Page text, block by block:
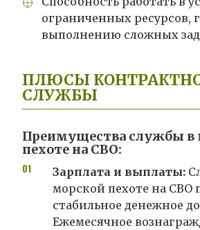
ограниченных ресурсов,
выполнению сложных
ПЛЮСЫ
СЛУЖБЫ
Преимущества службы в
пехоте на СВО:
Зарплата и выплаты:
морской пехоте на СВО
стабильное денежное
Ежемесячное